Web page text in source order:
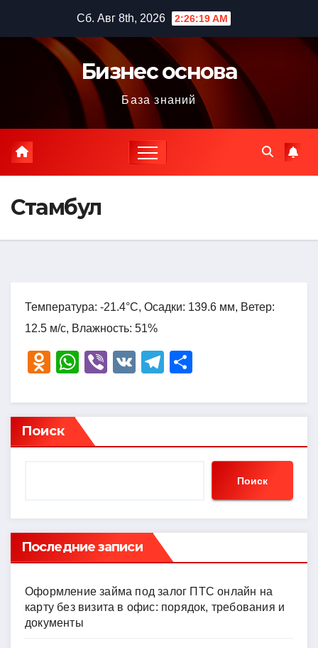
содержимому
Сб. Авг 8th, 2026 2:26:20 AM
Бизнес основа
База знаний
Стамбул
Температура: -21.4°C, Осадки: 139.6 мм, Ветер:
12.5 м/с, Влажность: 51%
O
n
o
kl
ni
ki
W
at
s
A
Vi
er
V
T
e
a
р
в
ть
Поиск
Поиск
Последние записи
Оформление займа под залог ПТС онлайн на
карту без визита в офис: порядок, требования и
документы